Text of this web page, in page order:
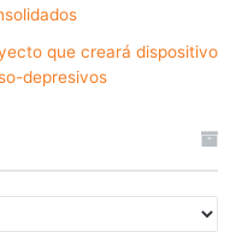
que creará dispositivo
depresivos